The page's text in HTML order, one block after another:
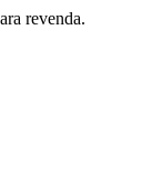
revenda.